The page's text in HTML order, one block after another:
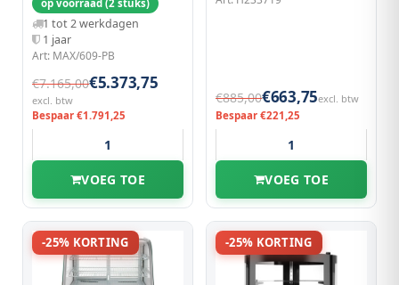
op voorraad (2 stuks)
1 tot 2 werkdagen
1 jaar
Art: MAX/609-PB
€7.165,00€5.373,75
excl. btw
Bespaar €1.791,25
VOEG TOE
€885,00€663,75excl. btw
Bespaar €221,25
VOEG TOE
-25% KORTING -25% KORTING